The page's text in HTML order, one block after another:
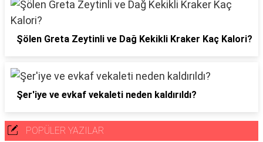
Şölen Greta Zeytinli ve Dağ Kekikli Kraker Kaç Kalori?
Şer'iye ve evkaf vekaleti neden kaldırıldı?
POPÜLER YAZILAR